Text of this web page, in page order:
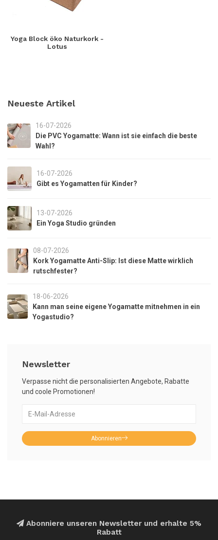
Yoga Block öko Naturkork -
Lotus
Neueste Artikel
16-07-2026
Die PVC Yogamatte: Wann ist sie einfach die beste
Wahl?
16-07-2026
Gibt es Yogamatten für Kinder?
13-07-2026
Ein Yoga Studio gründen
08-07-2026
Kork Yogamatte Anti-Slip: Ist diese Matte wirklich
rutschfester?
18-06-2026
Kann man seine eigene Yogamatte mitnehmen in ein
Yogastudio?
Newsletter
Verpasse nicht die personalisierten Angebote, Rabatte
und coole Promotionen!
Abonnieren
Abonniere unseren Newsletter und erhalte 5%
Rabatt